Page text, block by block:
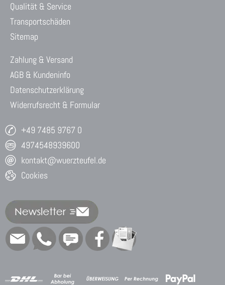
Qualität & Service
Transportschäden
Sitemap
Zahlung & Versand
AGB & Kundeninfo
Datenschutzerklärung
Widerrufsrecht & Formular
+49 7485 9767 0
4974548939600
kontakt@wuerzteufel.de
Cookies